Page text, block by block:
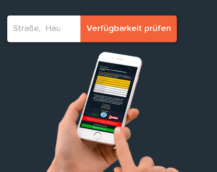
Verfügbarkeit prüfen